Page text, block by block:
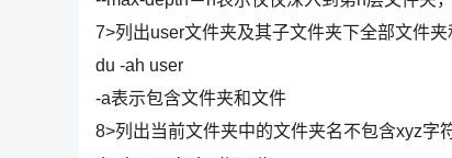
7>列出user文件夹及其子文件夹下全部文件夹
du -ah user
-a表示包含文件夹和文件
8>列出当前文件夹中的文件夹名不包含xyz字